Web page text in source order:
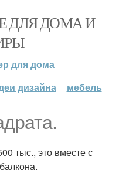
ДЛЯ ДОМА И
для дома
дизайна мебель
тыс., это вместе с